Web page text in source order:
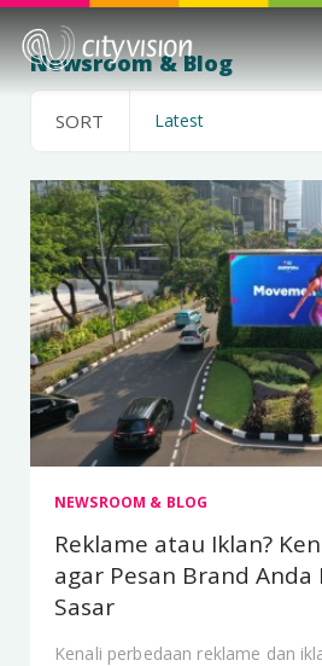
Newsroom & Blog
SORT
NEWSROOM & BLOG
Reklame atau Iklan?
agar Pesan Brand
Sasar
Kenali perbedaan reklame dan